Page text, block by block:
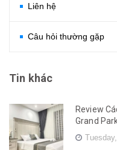
Liên hệ
Câu hỏi thường gặp
Tin khác
Review
Grand
Tuesday,